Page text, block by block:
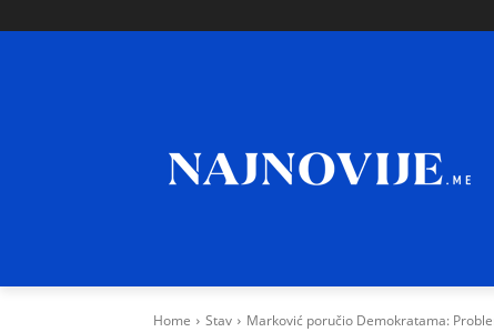
Home Stav Marković poručio Demokratama: